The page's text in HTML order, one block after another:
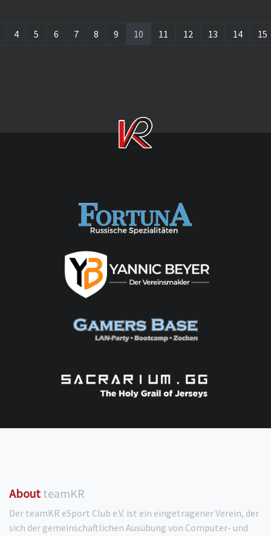
4 5 6 7 8 9 10 (current)
11 12 13 14 15
About teamKR
Der teamKR eSport Club e.V. ist ein eingetragener Verein, der
sich der gemeinschaftlichen Ausübung von Computer- und